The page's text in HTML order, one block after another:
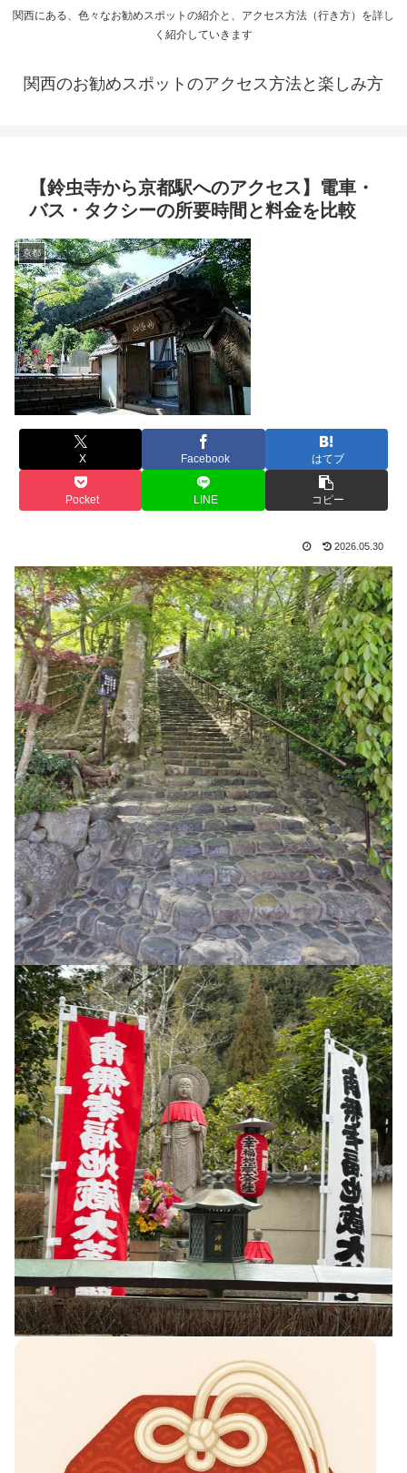
関西にある、色々なお勧めスポットの紹介と、アクセス方法（行き方）を詳し
く紹介していきます
関西のお勧めスポットのアクセス方法と楽しみ方
【鈴虫寺から京都駅へのアクセス】電車・
バス・タクシーの所要時間と料金を比較
京都
X Facebook はてブ
Pocket LINE コピー
2026.05.30